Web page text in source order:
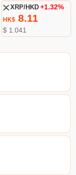
XRP/HKD +1.32%
HK$8.11
$ 1.041